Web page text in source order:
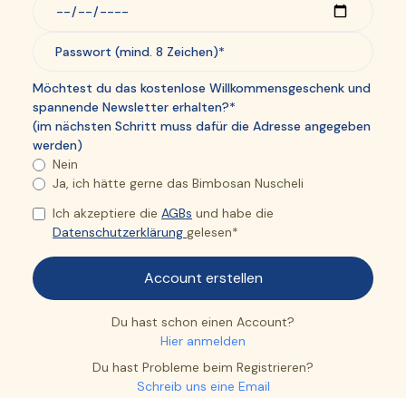
Möchtest du das kostenlose Willkommensgeschenk und
spannende Newsletter erhalten?*
(im nächsten Schritt muss dafür die Adresse angegeben
werden)
Nein
Ja, ich hätte gerne das Bimbosan Nuscheli
Ich akzeptiere die AGBs und habe die
Datenschutzerklärung gelesen*
Du hast schon einen Account?
Hier anmelden
Du hast Probleme beim Registrieren?
Schreib uns eine Email